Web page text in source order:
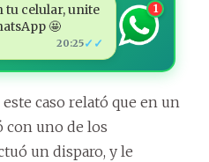
tu celular, unite
🤩
20:25✓✓
1
caso relató que en un
con uno de los
un disparo, y le